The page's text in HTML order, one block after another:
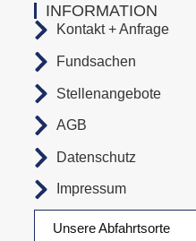
Unsere Abfahrtsorte
INFORMATION
Kontakt + Anfrage
Fundsachen
Stellenangebote
AGB
Datenschutz
Impressum